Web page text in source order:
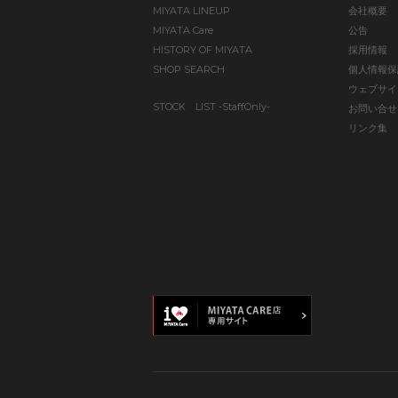
MIYATA LINEUP
MIYATA Care
HISTORY OF MIYATA
SHOP SEARCH
STOCK LIST -StaffOnly-
会社概要
公告
採用情報
個人情報
ウェブサ
お問い合せ
リンク集